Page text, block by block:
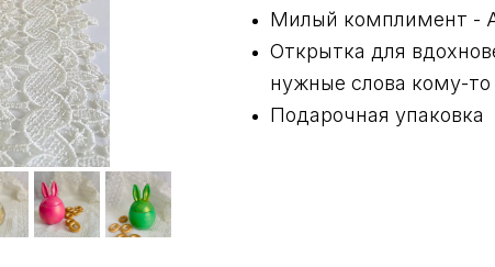
Милый комплимент -
Открытка для
нужные слова кому-то
Подарочная упаковка